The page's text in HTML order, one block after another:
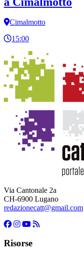
Cimalmotto
15:00
Via Cantonale 2a
CH-6900 Lugano
redazionecatt@gmail.com
Risorse